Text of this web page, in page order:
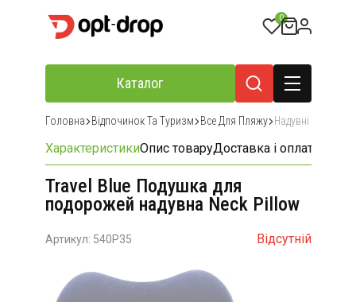
0
Каталог
Головна Відпочинок Та Туризм Все Для Пляжу Надувні Вироби
ХарактеристикиОпис товаруДоставка і оплата
Travel Blue Подушка для
подорожей надувна Neck Pillow
Артикул: 540P35 Відсутній